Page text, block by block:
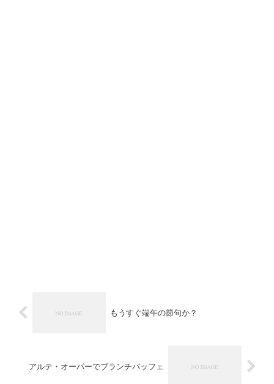
もうすぐ端午の節句か？
アルテ・オーパーでブランチバッフェ